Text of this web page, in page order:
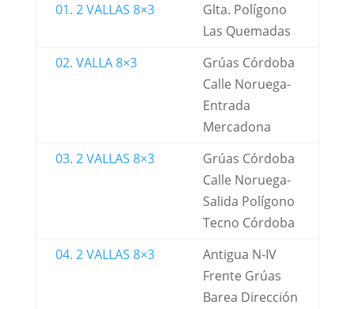
01. 2 VALLAS 8×3
Glta. Polígono
Las Quemadas
02. VALLA 8×3
Grúas Córdoba
Calle Noruega-
Entrada
Mercadona
03. 2 VALLAS 8×3
Grúas Córdoba
Calle Noruega-
Salida Polígono
Tecno Córdoba
04. 2 VALLAS 8×3
Antigua N-IV
Frente Grúas
Barea Dirección